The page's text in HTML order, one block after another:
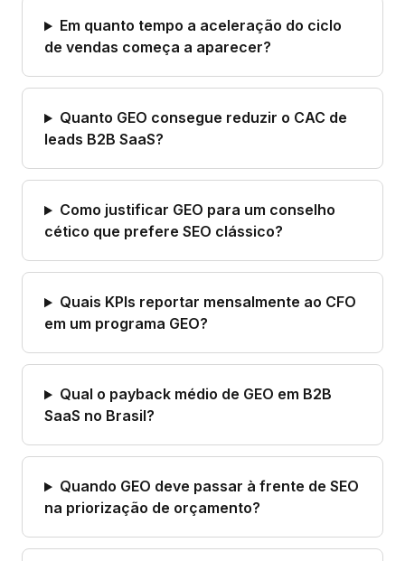
Em quanto tempo a aceleração do ciclo
de vendas começa a aparecer?
Quanto GEO consegue reduzir o CAC de
leads B2B SaaS?
Como justificar GEO para um conselho
cético que prefere SEO clássico?
Quais KPIs reportar mensalmente ao CFO
em um programa GEO?
Qual o payback médio de GEO em B2B
SaaS no Brasil?
Quando GEO deve passar à frente de SEO
na priorização de orçamento?